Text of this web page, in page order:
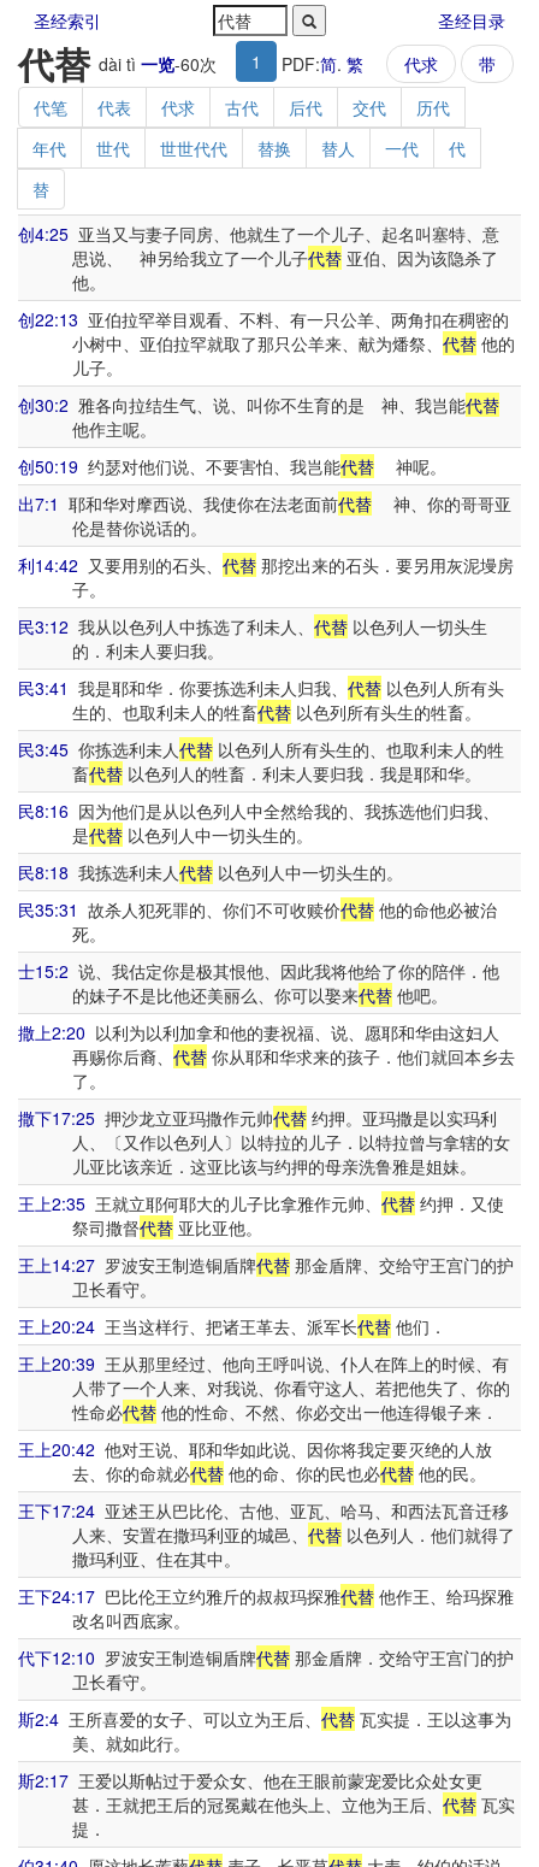
圣经索引 圣经目录
代替 dài tì 一览-60次 1 PDF:简. 繁 代求
带
代笔
代表 代求 古代 后代 交代
历代
年代
世代 世世代代 替换 替人 一代
代
替
创4:25 亚当又与妻子同房、他就生了一个儿子、起名叫塞特、意
思说、 神另给我立了一个儿子代替亚伯、因为该隐杀了
他。
创22:13 亚伯拉罕举目观看、不料、有一只公羊、两角扣在稠密的
小树中、亚伯拉罕就取了那只公羊来、献为燔祭、 代替他的
儿子。
创30:2 雅各向拉结生气、说、叫你不生育的是 神、我岂能代替
他作主呢。
创50:19 约瑟对他们说、不要害怕、我岂能代替 神呢。
出7:1 耶和华对摩西说、我使你在法老面前代替 神、你的哥哥亚
伦是替你说话的。
利14:42 又要用别的石头、 代替 那挖出来的石头．要另用灰泥墁房
子。
民3:12 我从以色列人中拣选了利未人、 代替 以色列人一切头生
的．利未人要归我。
民3:41 我是耶和华．你要拣选利未人归我、 代替 以色列人所有头
生的、也取利未人的牲畜代替以色列所有头生的牲畜。
民3:45 你拣选利未人代替 以色列人所有头生的、也取利未人的牲
畜代替以色列人的牲畜．利未人要归我．我是耶和华。
民8:16 因为他们是从以色列人中全然给我的、我拣选他们归我、
是代替以色列人中一切头生的。
民8:18 我拣选利未人代替 以色列人中一切头生的。
民35:31 故杀人犯死罪的、你们不可收赎价代替 他的命他必被治
死。
士15:2 说、我估定你是极其恨他、因此我将他给了你的陪伴．他
的妹子不是比他还美丽么、你可以娶来代替他吧。
撒上2:20 以利为以利加拿和他的妻祝福、说、愿耶和华由这妇人
再赐你后裔、 代替你从耶和华求来的孩子．他们就回本乡去
了。
撒下17:25 押沙龙立亚玛撒作元帅代替 约押。亚玛撒是以实玛利
人、〔又作以色列人〕以特拉的儿子．以特拉曾与拿辖的女
儿亚比该亲近．这亚比该与约押的母亲洗鲁雅是姐妹。
王上2:35 王就立耶何耶大的儿子比拿雅作元帅、 代替 约押．又使
祭司撒督代替亚比亚他。
王上14:27 罗波安王制造铜盾牌代替 那金盾牌、交给守王宫门的护
卫长看守。
王上20:24 王当这样行、把诸王革去、派军长代替 他们．
王上20:39 王从那里经过、他向王呼叫说、仆人在阵上的时候、有
人带了一个人来、对我说、你看守这人、若把他失了、你的
性命必代替他的性命、不然、你必交出一他连得银子来．
王上20:42 他对王说、耶和华如此说、因你将我定要灭绝的人放
去、你的命就必代替他的命、你的民也必代替他的民。
王下17:24 亚述王从巴比伦、古他、亚瓦、哈马、和西法瓦音迁移
人来、安置在撒玛利亚的城邑、 代替以色列人．他们就得了
撒玛利亚、住在其中。
王下24:17 巴比伦王立约雅斤的叔叔玛探雅代替 他作王、给玛探雅
改名叫西底家。
代下12:10 罗波安王制造铜盾牌代替 那金盾牌．交给守王宫门的护
卫长看守。
斯2:4 王所喜爱的女子、可以立为王后、 代替 瓦实提．王以这事为
美、就如此行。
斯2:17 王爱以斯帖过于爱众女、他在王眼前蒙宠爱比众处女更
甚．王就把王后的冠冕戴在他头上、立他为王后、 代替瓦实
提．